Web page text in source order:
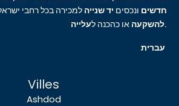
חדשים ונכסים יד שנייה למכירה בכל רחבי
להשקעה או כהכנה לעלייה .
Villes
Ashdod